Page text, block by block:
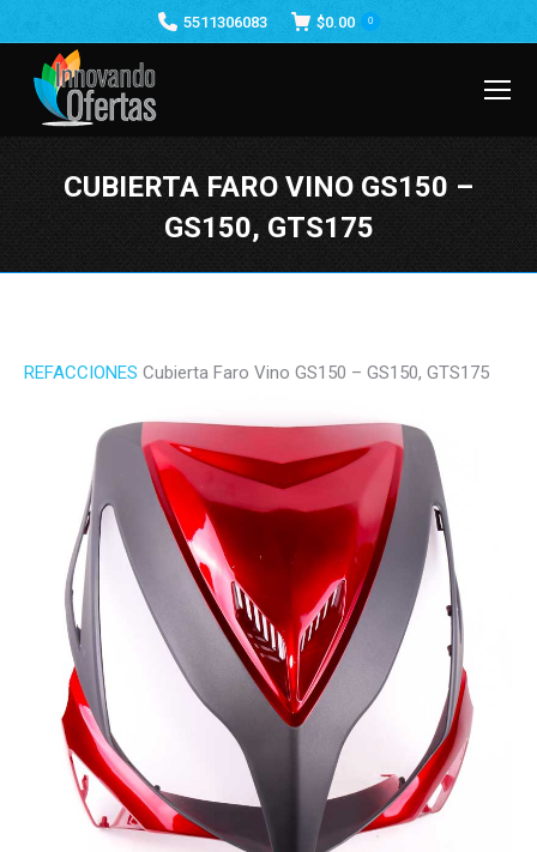
5511306083 $0.00 0
CUBIERTA FARO VINO GS150 –
GS150, GTS175
REFACCIONES Cubierta Faro Vino GS150 – GS150, GTS175